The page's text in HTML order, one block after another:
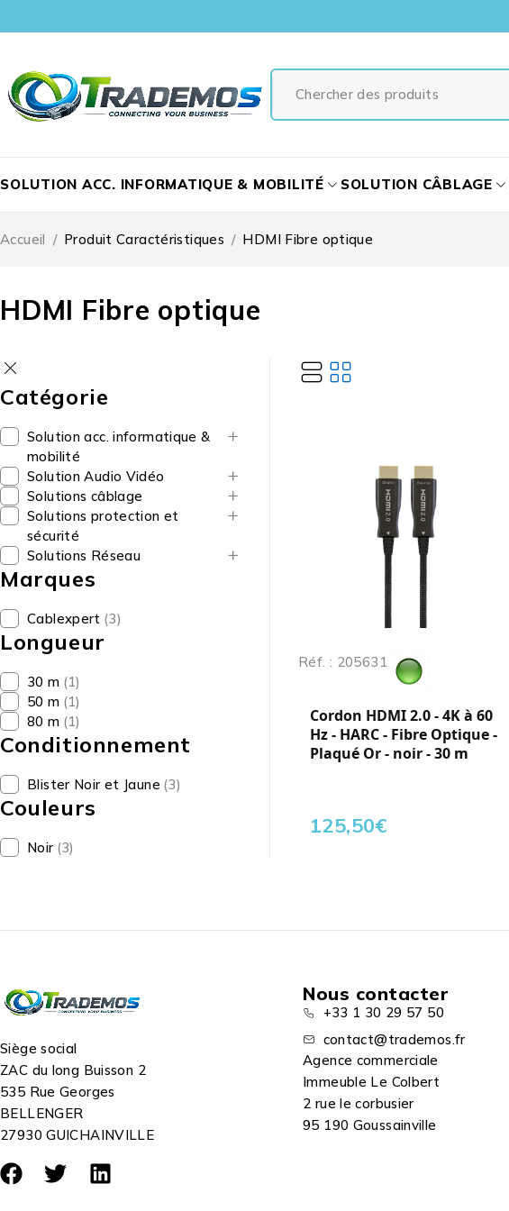
SOLUTION ACC. INFORMATIQUE & MOBILITÉ SOLUTION CÂBLAGE
HDMI Fibre optique
Accueil / Produit Caractéristiques / HDMI Fibre optique
Catégorie
Solution acc. informatique &
mobilité
Solution Audio Vidéo
Solutions câblage
Solutions protection et
sécurité
Solutions Réseau
Marques
Cablexpert (3)
Longueur
30 m (1)
50 m (1)
80 m (1)
Conditionnement
Blister Noir et Jaune (3)
Couleurs
Noir (3)
Réf. : 205631
Cordon HDMI 2.0 - 4K à 60
Hz - HARC - Fibre Optique -
Plaqué Or - noir - 30 m
125,50€
Siège social
ZAC du long Buisson 2
535 Rue Georges
BELLENGER
27930 GUICHAINVILLE
Nous contacter
+33 1 30 29 57 50
contact@trademos.fr
Agence commerciale
Immeuble Le Colbert
2 rue le corbusier
95 190 Goussainville